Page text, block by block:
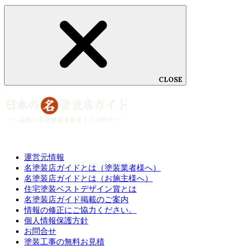
CLOSE
運営元情報
名塗装店ガイドとは（塗装業者様へ）
名塗装店ガイドとは（お施主様へ）
住宅塗装ベストデザイン賞とは
名塗装店ガイド掲載のご案内
情報の修正にご協力ください。
個人情報保護方針
お問合せ
塗装工事の無料お見積